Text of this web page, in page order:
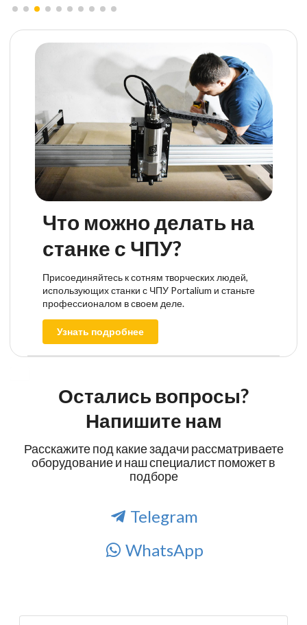
Что можно делать на
станке с ЧПУ?
Присоединяйтесь к сотням творческих людей,
использующих станки с ЧПУ Portalium и станьте
профессионалом в своем деле.
Узнать подробнее
Остались вопросы?
Напишите нам
Расскажите под какие задачи рассматриваете
оборудование и наш специалист поможет в
подборе
Telegram
WhatsApp